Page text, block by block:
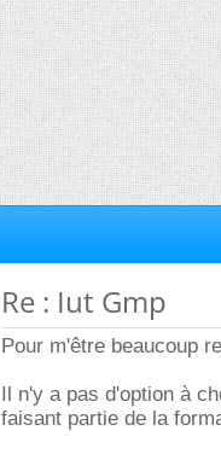
Re : Iut Gmp
Pour m'être beaucoup
Il n'y a pas d'option à
faisant partie de la